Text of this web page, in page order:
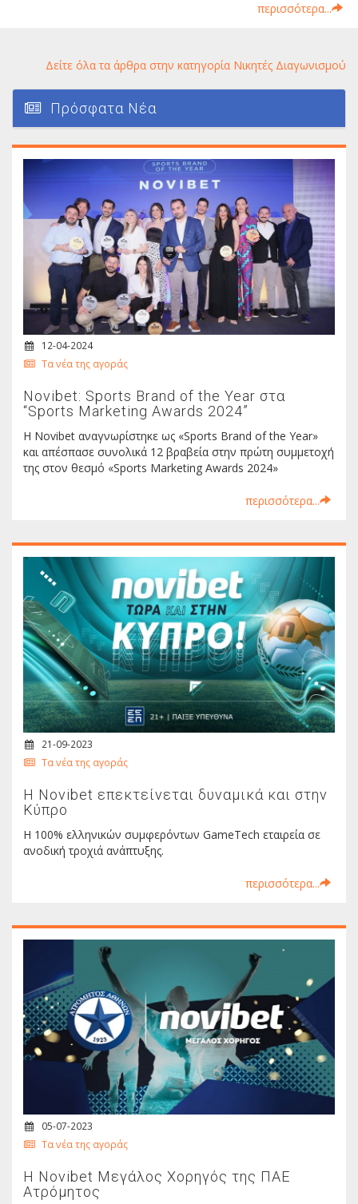
περισσότερα...
Δείτε όλα τα άρθρα στην κατηγορία Νικητές Διαγωνισμού
Πρόσφατα Νέα
12-04-2024
Τα νέα της αγοράς
Novibet: Sports Brand of the Year στα
“Sports Marketing Awards 2024”
Η Νοvibet αναγνωρίστηκε ως «Sports Brand of the Year»
και απέσπασε συνολικά 12 βραβεία στην πρώτη συμμετοχή
της στον θεσμό «Sports Marketing Awards 2024»
περισσότερα...
21-09-2023
Τα νέα της αγοράς
H Novibet επεκτείνεται δυναμικά και στην
Κύπρο
Η 100% ελληνικών συμφερόντων GameTech εταιρεία σε
ανοδική τροχιά ανάπτυξης.
περισσότερα...
05-07-2023
Τα νέα της αγοράς
Η Novibet Μεγάλος Χορηγός της ΠΑΕ
Ατρόμητος